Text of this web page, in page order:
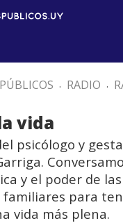
. RADIO .
vida
psicólogo y
y el poder de las
familiares para
vida más plena.